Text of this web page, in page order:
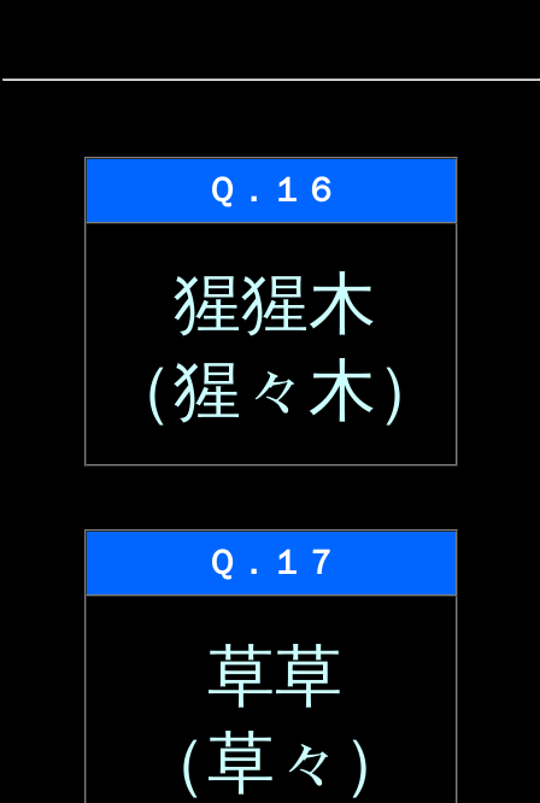
Ｑ．１６
猩猩木
（猩々木）
Ｑ．１７
草草
（草々）